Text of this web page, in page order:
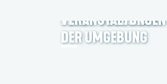
FORÊT-FOUESNANT
DER UMGEBUNG